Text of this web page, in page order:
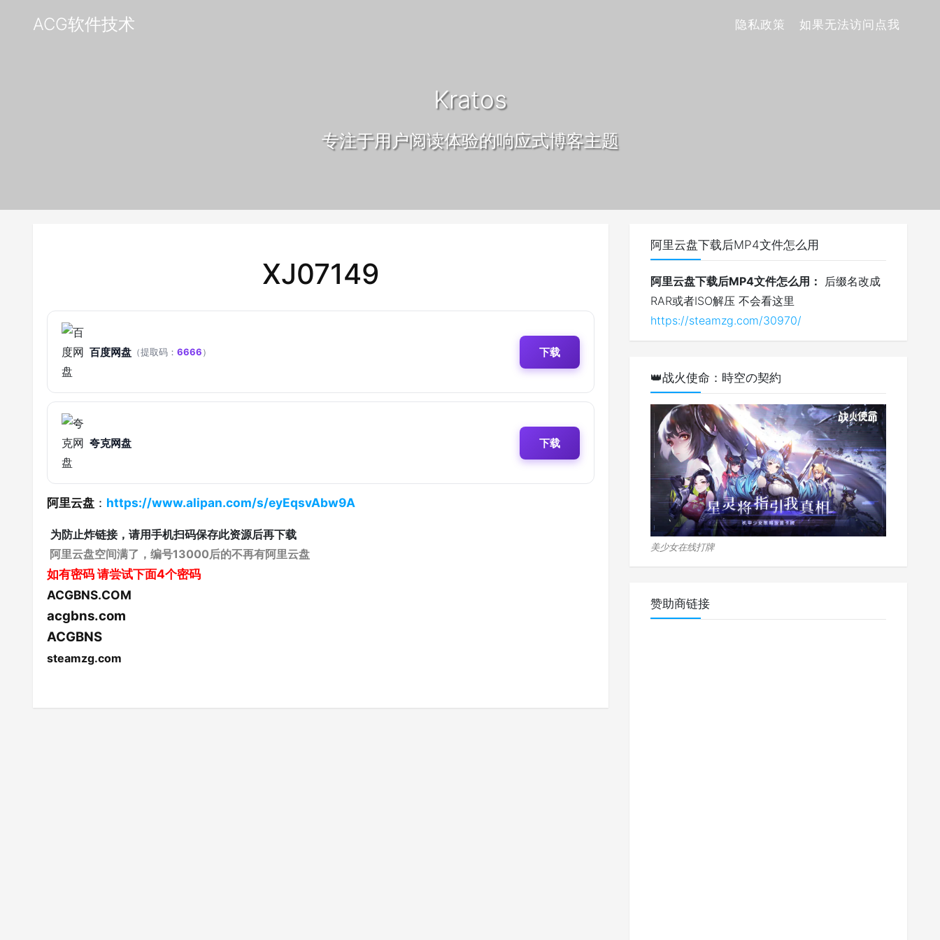
ACG软件技术 隐私政策 如果无法访问点我
Kratos
专注于用户阅读体验的响应式博客主题
XJ07149
百度网盘 （提取码： 6666） 下载
夸克网盘 下载
阿里云盘 ： https://www.alipan.com/s/eyEqsvAbw9A
为防止炸链接，请用手机扫码保存此资源后再下载
阿里云盘空间满了，编号13000后的不再有阿里云盘
如有密码请尝试下面4个密码
ACGBNS.COM
acgbns.com
ACGBNS
steamzg.com
阿里云盘下载后MP4文件怎么用
阿里云盘下载后MP4文件怎么用：
后缀名改成
RAR或者ISO解压 不会看这里
https://steamzg.com/30970/
👑战火使命：時空の契約
美少女在线打牌
赞助商链接